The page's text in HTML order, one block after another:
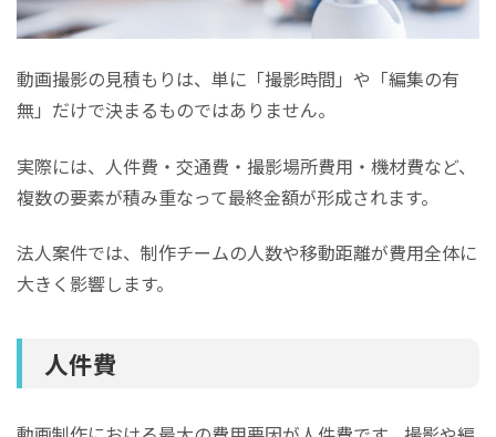
動画撮影の見積もりは、単に「撮影時間」や「編集の有
無」だけで決まるものではありません。
実際には、人件費・交通費・撮影場所費用・機材費など、
複数の要素が積み重なって最終金額が形成されます。
法人案件では、制作チームの人数や移動距離が費用全体に
大きく影響します。
人件費